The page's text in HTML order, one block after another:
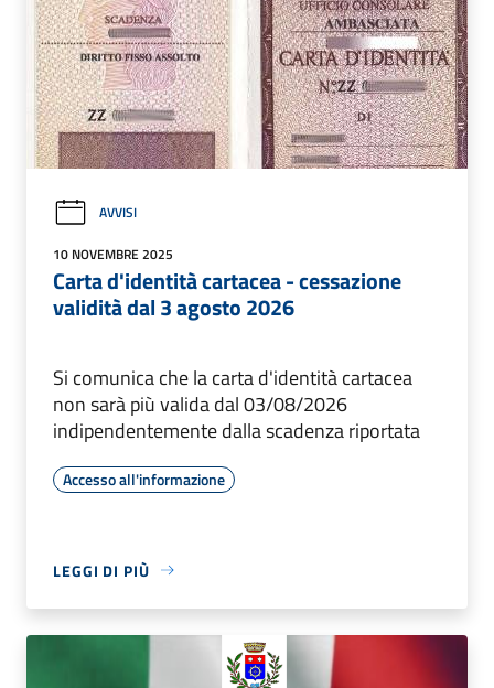
AVVISI
10 NOVEMBRE 2025
Carta d'identità cartacea - cessazione
validità dal 3 agosto 2026
Si comunica che la carta d'identità cartacea
non sarà più valida dal 03/08/2026
indipendentemente dalla scadenza riportata
Accesso all'informazione
LEGGI DI PIÙ